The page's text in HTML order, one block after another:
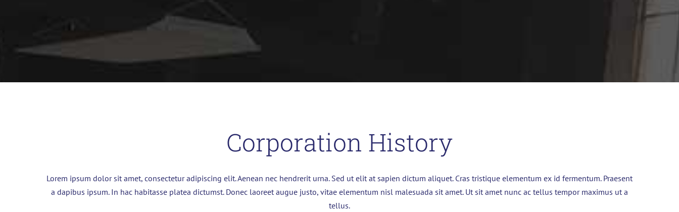
Corporation History
Lorem ipsum dolor sit amet, consectetur adipiscing elit. Aenean nec hendrerit urna. Sed ut elit at sapien dictum aliquet. Cras tristique elementum ex id fermentum. Praesent
a dapibus ipsum. In hac habitasse platea dictumst. Donec laoreet augue justo, vitae elementum nisl malesuada sit amet. Ut sit amet nunc ac tellus tempor maximus ut a
tellus.